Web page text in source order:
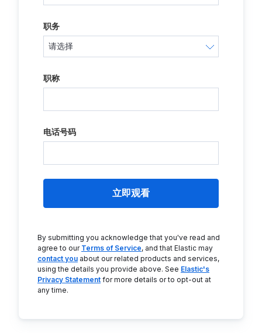
职务
职称
电话号码
立即观看
By submitting you acknowledge that you've read and
agree to our Terms of Service, and that Elastic may
contact you about our related products and services,
using the details you provide above. See Elastic's
Privacy Statement for more details or to opt-out at
any time.